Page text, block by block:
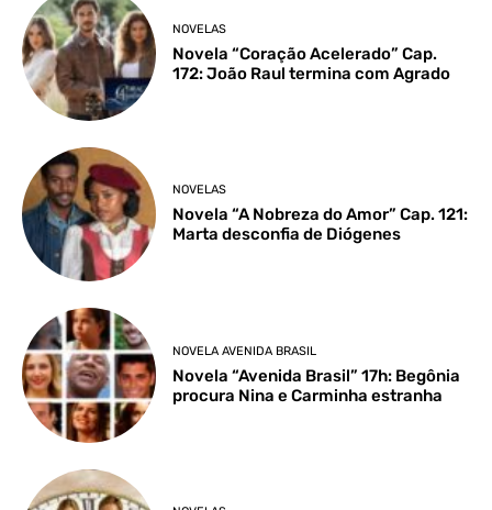
NOVELAS
Novela “Coração Acelerado” Cap.
172: João Raul termina com Agrado
NOVELAS
Novela “A Nobreza do Amor” Cap. 121:
Marta desconfia de Diógenes
NOVELA AVENIDA BRASIL
Novela “Avenida Brasil” 17h: Begônia
procura Nina e Carminha estranha